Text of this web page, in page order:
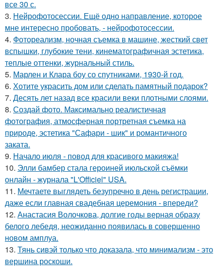
все 30 с.
3. Нейрофотосессии. Ещё одно направление, которое
мне интересно пробовать, - нейрофотосессии.
4. Фотореализм, ночная съемка в машине, жесткий свет
вспышки, глубокие тени, кинематографичная эстетика,
теплые оттенки, журнальный стиль.
5. Марлен и Клара боу со спутниками, 1930-й год.
6. Хотите украсить дом или сделать памятный подарок?
7. Десять лет назад все красили веки плотными слоями.
8. Создай фото. Максимально реалистичная
фотография, атмосферная портретная съемка на
природе, эстетика "Сафари - шик" и романтичного
заката.
9. Начало июля - повод для красивого макияжа!
10. Элли бамбер стала героиней июльской съёмки
онлайн - журнала "L'Officiel" USA.
11. Мечтаете выглядеть безупречно в день регистрации,
даже если главная свадебная церемония - впереди?
12. Анастасия Волочкова, долгие годы верная образу
белого лебедя, неожиданно появилась в совершенно
новом амплуа.
13. Тянь сивэй только что доказала, что минимализм - это
вершина роскоши.